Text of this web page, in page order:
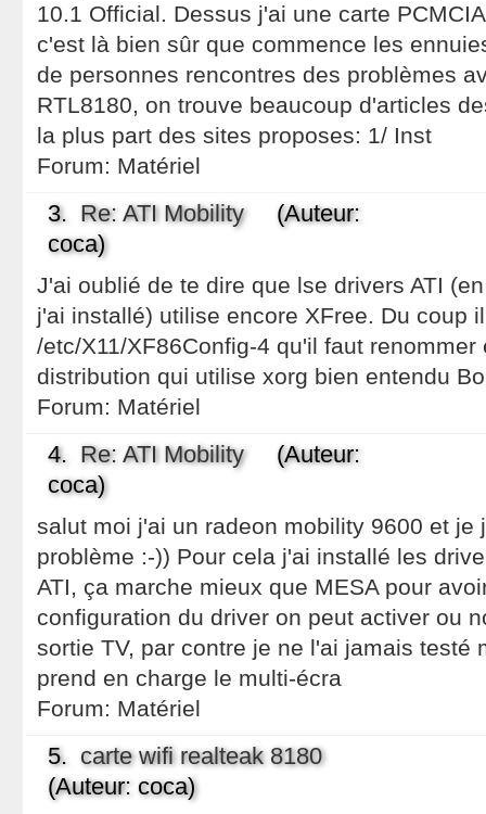
10.1 Official. Dessus j'ai une carte
c'est là bien sûr que commence les
de personnes rencontres des problèmes
RTL8180, on trouve beaucoup d'articles
la plus part des sites proposes: 1/ Inst
Forum: Matériel
3. Re: ATI Mobility(Auteur:
coca)
J'ai oublié de te dire que lse drivers ATI
j'ai installé) utilise encore XFree. Du coup
/etc/X11/XF86Config-4 qu'il faut
distribution qui utilise xorg bien entendu
Forum: Matériel
4. Re: ATI Mobility(Auteur:
coca)
salut moi j'ai un radeon mobility 9600 et je
problème :-)) Pour cela j'ai installé les
ATI, ça marche mieux que MESA pour
configuration du driver on peut activer ou
sortie TV, par contre je ne l'ai jamais testé
prend en charge le multi-écra
Forum: Matériel
5. carte wifi realteak 8180
(Auteur: coca)